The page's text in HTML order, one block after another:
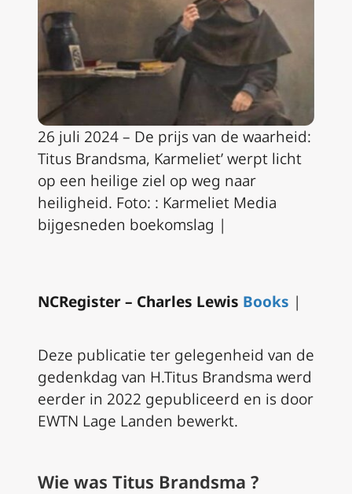
26 juli 2024 – De prijs van de waarheid:
Titus Brandsma, Karmeliet’ werpt licht
op een heilige ziel op weg naar
heiligheid. Foto: : Karmeliet Media
bijgesneden boekomslag |
NCRegister – Charles Lewis Books |
Deze publicatie ter gelegenheid van de
gedenkdag van H.Titus Brandsma werd
eerder in 2022 gepubliceerd en is door
EWTN Lage Landen bewerkt.
Wie was Titus Brandsma ?